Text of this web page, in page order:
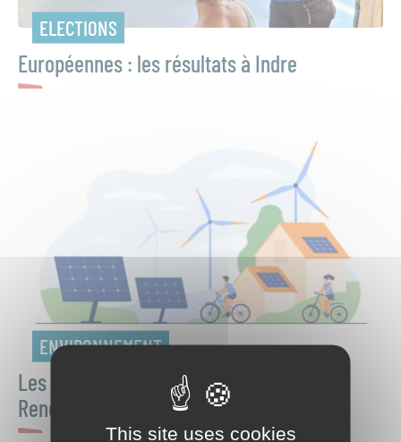
ELECTIONS
Européennes : les résultats à Indre
ENVIRONNEMENT
Les « Zones d’Accélération des Énergies
Renouvelables »
This site uses cookies